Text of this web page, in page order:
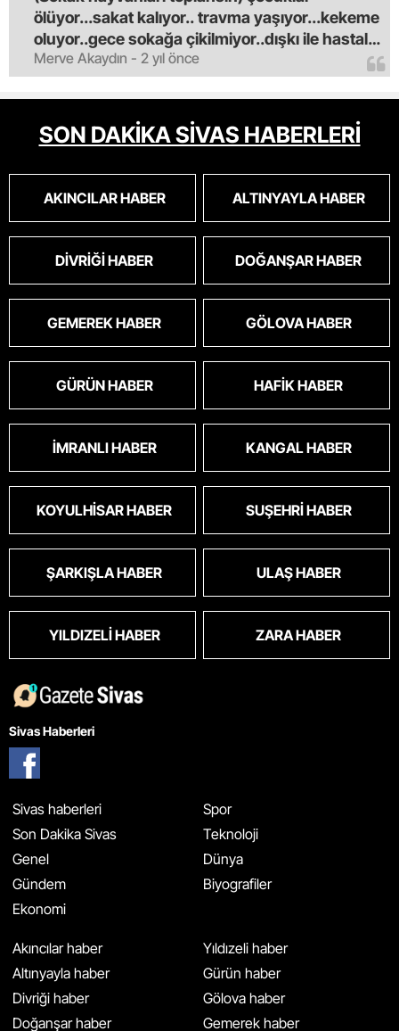
Merve Akaydın - 2 yıl önce
ölüyor...sakat kalıyor.. travma yaşıyor...kekeme
oluyor..gece sokağa çikilmiyor..dışkı ile hastalık
saciyorlar.araba ve taksi olmadan eve
gldemiyoruz.artik bıktık.mama lobisinden para
alan tipler yüzünden bu vahşi hayvanlar
masum algısı yapılıyor.iki gün aç kalsa kendi
cinsini bile öldüren bu kopekler derhal
oldu.korkuyoruz.
SON DAKİKA SİVAS HABERLERİ
AKINCILAR HABER ALTINYAYLA HABER
DIVRIĞI HABER DOĞANŞAR HABER
GEMEREK HABER GÖLOVA HABER
GÜRÜN HABER HAFIK HABER
İMRANLI HABER KANGAL HABER
KOYULHISAR HABER SUŞEHRI HABER
ŞARKIŞLA HABER ULAŞ HABER
YILDIZELI HABER ZARA HABER
Sivas Haberleri
Sivas haberleri
Son Dakika Sivas
Genel
Gündem
Ekonomi
Spor
Teknoloji
Dünya
Biyografiler
Akıncılar haber
Altınyayla haber
Divriği haber
Doğanşar haber
Yıldızeli haber
Gürün haber
Gölova haber
Gemerek haber